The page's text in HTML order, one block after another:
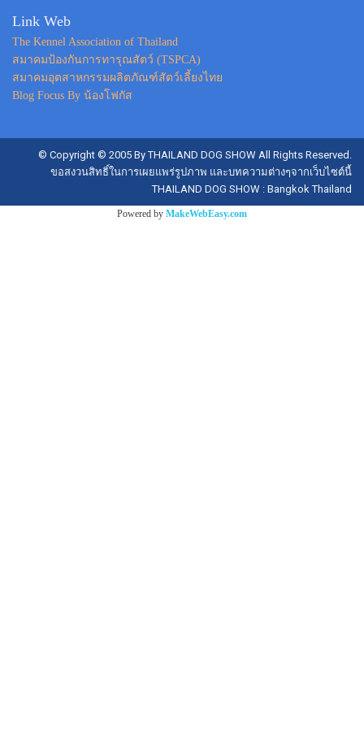
Link Web
The Kennel Association of Thailand
สมาคมป้องกันการทารุณสัตว์ (TSPCA)
สมาคมอุตสาหกรรมผลิตภัณฑ์สัตว์เลี้ยงไทย
Blog Focus By น้องโฟกัส
© Copyright © 2005 By THAILAND DOG SHOW All Rights Reserved.
ขอสงวนสิทธิ์ในการเผยแพร่รูปภาพ และบทความต่างๆจากเว็บไซต์นี้
THAILAND DOG SHOW : Bangkok Thailand
Powered by MakeWebEasy.com